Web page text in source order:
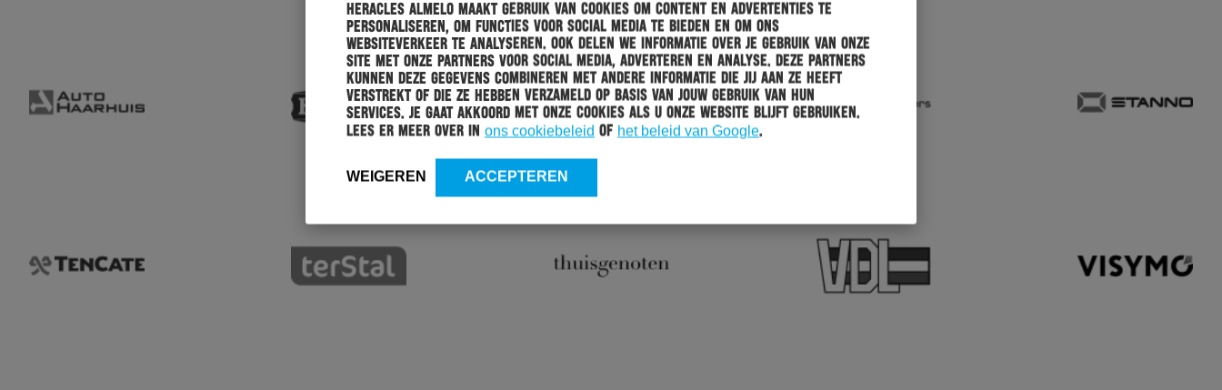
Heracles Almelo maakt gebruik van cookies om content en advertenties te
personaliseren, om functies voor social media te bieden en om ons
websiteverkeer te analyseren. Ook delen we informatie over je gebruik van onze
site met onze partners voor social media, adverteren en analyse. Deze partners
kunnen deze gegevens combineren met andere informatie die jij aan ze heeft
verstrekt of die ze hebben verzameld op basis van jouw gebruik van hun
services. Je gaat akkoord met onze cookies als u onze website blijft gebruiken.
Lees er meer over in ons cookiebeleid of het beleid van Google.
WEIGEREN ACCEPTEREN